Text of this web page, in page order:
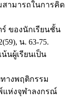
ามารถในการคิด
ของนักเรียนชั้น
น. 63-75.
นผู้เรียนเป็น
างพฤติกรรม
แห่งจุฬาลงกรณ์